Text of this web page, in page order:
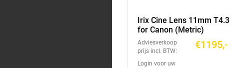
Irix Cine Lens 11mm T4.3
for Canon (Metric)
Adviesverkoop
prijs incl. BTW:
€1195,-
Login voor uw